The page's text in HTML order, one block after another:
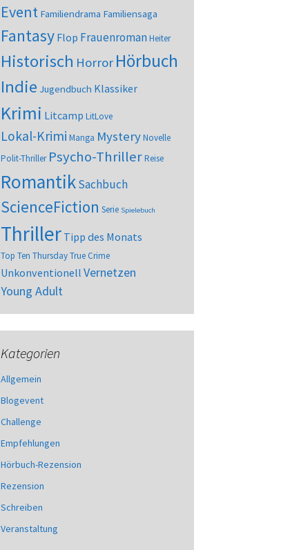
Event Familiendrama Familiensaga
Fantasy Flop FrauenromanHeiter
Historisch Horror Hörbuch
Indie Jugendbuch Klassiker
Krimi Litcamp LitLove
Lokal-Krimi Manga MysteryNovelle
Polit-Thriller Psycho-ThrillerReise
RomantikSachbuch
ScienceFiction Serie Spielebuch
Thriller Tipp des Monats
Top Ten ThursdayTrue Crime
Unkonventionell Vernetzen
Young Adult
Kategorien
Allgemein
Blogevent
Challenge
Empfehlungen
Hörbuch-Rezension
Rezension
Schreiben
Veranstaltung